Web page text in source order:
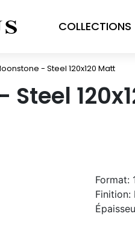
COLLECTIONS
- Steel 120x120 Matt
Format:
Finition: